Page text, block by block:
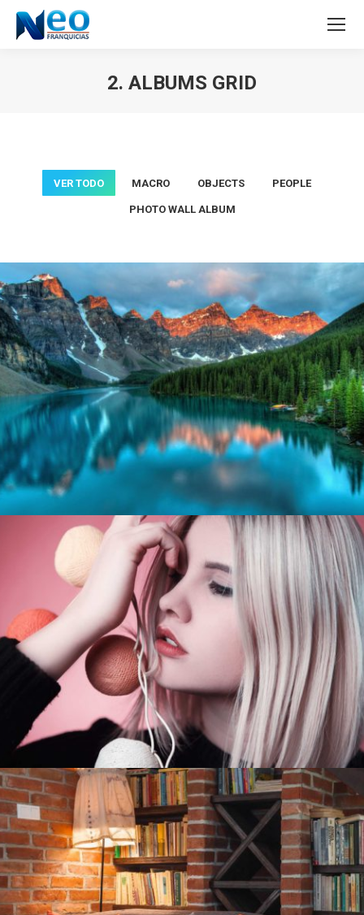
2. ALBUMS GRID
VER TODO MACRO OBJECTS PEOPLE
PHOTO WALL ALBUM